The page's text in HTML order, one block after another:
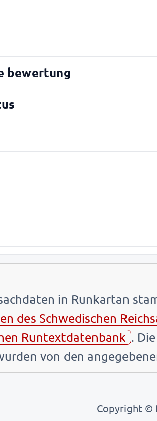
bewertung
in Runkartan
des Schwedischen
Runtextdatenbank .
von den
Copyright ©